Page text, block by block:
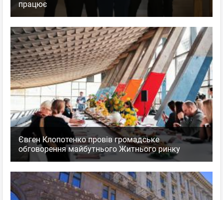
працює
Євген Клопотенко провів громадське
обговорення майбутнього Житнього ринку